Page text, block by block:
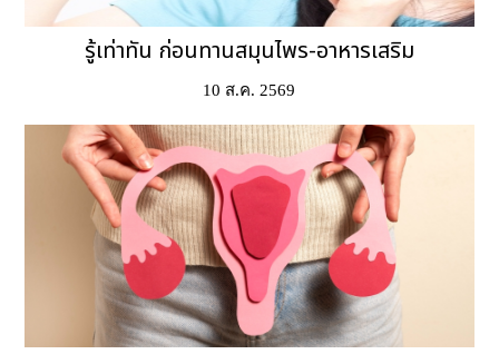
รู้เท่าทัน ก่อนทานสมุนไพร-อาหารเสริม
10 ส.ค. 2569